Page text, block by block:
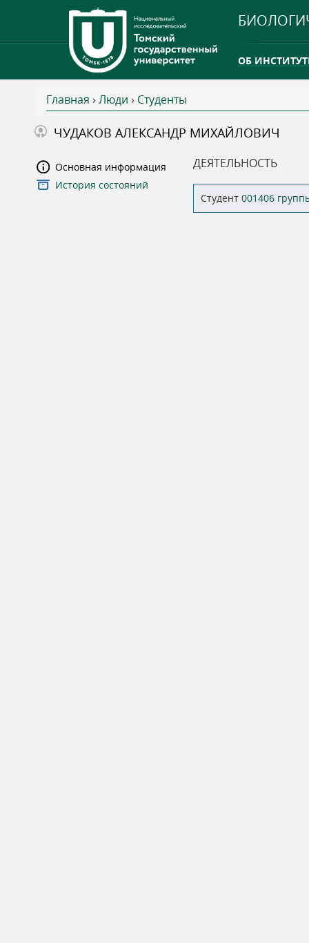
ОБ
ТГУ ОТКРЫЛ
В
ы
з
Главная › Люди › Студенты
ЧУДАКОВ АЛЕКСАНДР МИХАЙЛОВИЧ
Основная информация
История состояний
ДЕЯТЕЛЬНОСТЬ
Студент 001406